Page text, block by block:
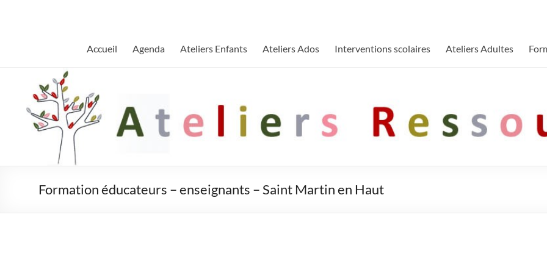
Accueil Agenda Ateliers Enfants Ateliers Ados Interventions scolaires Ateliers Adultes
Formation éducateurs – enseignants – Saint Martin en Haut